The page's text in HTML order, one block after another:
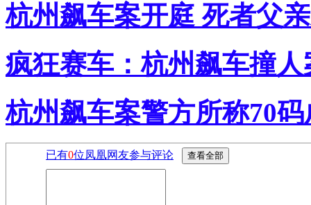
杭州飙车案开庭 死者父
疯狂赛车：杭州飙车撞人
杭州飙车案警方所称70
已有0位凤凰网友参与评论